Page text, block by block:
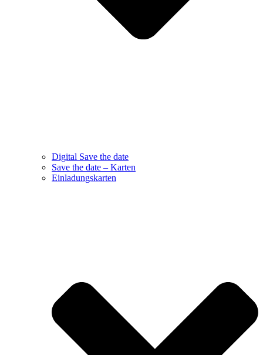
Digital Save the date
Save the date – Karten
Einladungskarten